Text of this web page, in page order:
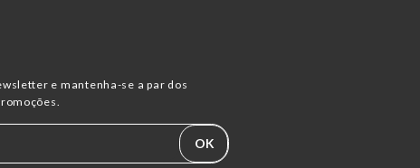
e mantenha-se a par dos
OK